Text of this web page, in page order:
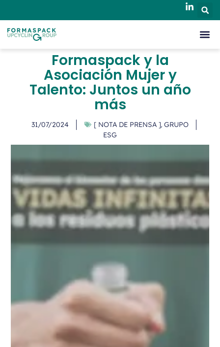
Formaspack y la
Asociación Mujer y
Talento: Juntos un año
más
31/07/2024 [ NOTA DE PRENSA ], GRUPO
ESG